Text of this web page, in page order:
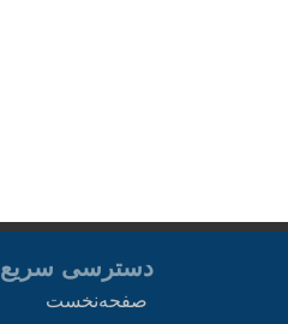
دسترسی سریع
صفحه‌نخست